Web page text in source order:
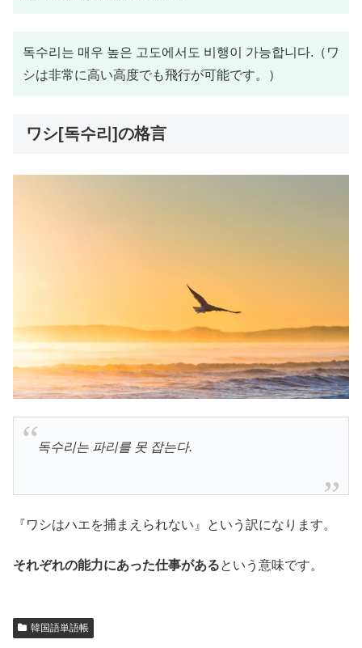
독수리는 매우 높은 고도에서도 비행이 가능합니다.（ワ
シは非常に高い高度でも飛行が可能です。）
ワシ[독수리]の格言
독수리는 파리를 못 잡는다.
『ワシはハエを捕まえられない』という訳になります。
それぞれの能力にあった仕事があるという意味です。
韓国語単語帳